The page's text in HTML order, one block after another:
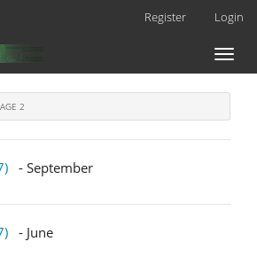
Register Login
Toggle
2
- September
- June